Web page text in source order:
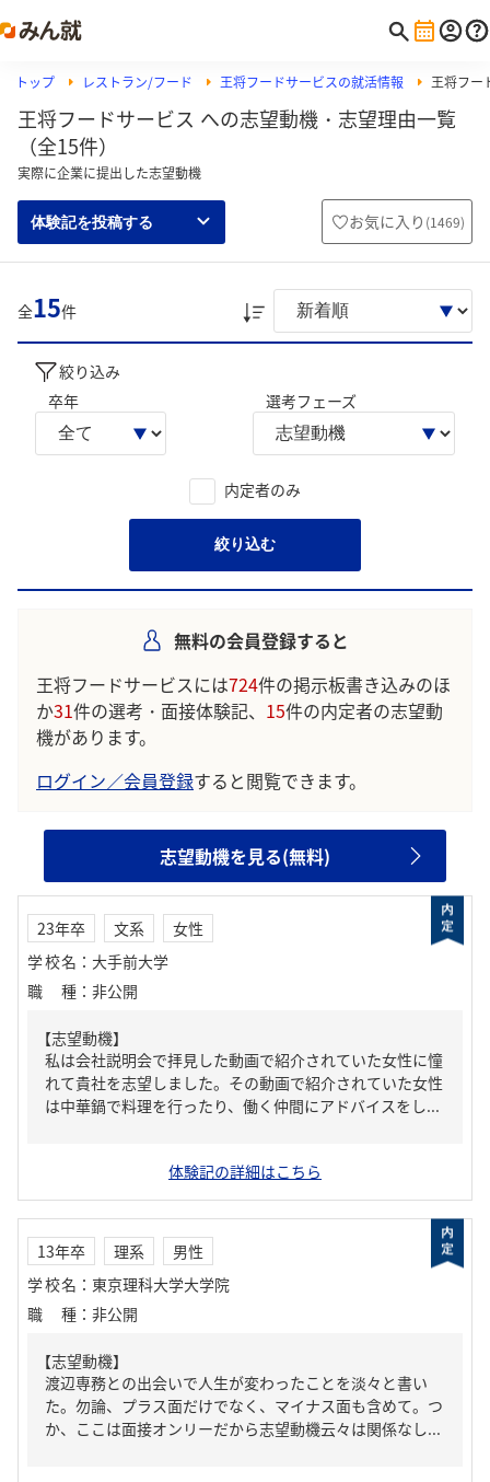
トップ レストラン/フード 王将フードサービスの就活情報 王将フー
王将フードサービス への志望動機・志望理由一覧
（全15件）
実際に企業に提出した志望動機
体験記を投稿する お気に入り (1469)
全15件
絞り込み
卒年
選考フェーズ
内定者のみ
絞り込む
無料の会員登録すると
王将フードサービスには724件の掲示板書き込みのほ
か31件の選考・面接体験記、 15件の内定者の志望動
機があります。
ログイン／会員登録すると閲覧できます。
志望動機を見る(無料)
23年卒 文系
女性
学校名 ： 大手前大学
職種 ： 非公開
【志望動機】
私は会社説明会で拝見した動画で紹介されていた女性に憧
れて貴社を志望しました。その動画で紹介されていた女性
は中華鍋で料理を行ったり、働く仲間にアドバイスをし...
体験記の詳細はこちら
13年卒 理系
男性
学校名 ： 東京理科大学大学院
職種 ： 非公開
【志望動機】
渡辺専務との出会いで人生が変わったことを淡々と書い
た。勿論、プラス面だけでなく、マイナス面も含めて。つ
か、ここは面接オンリーだから志望動機云々は関係なし...